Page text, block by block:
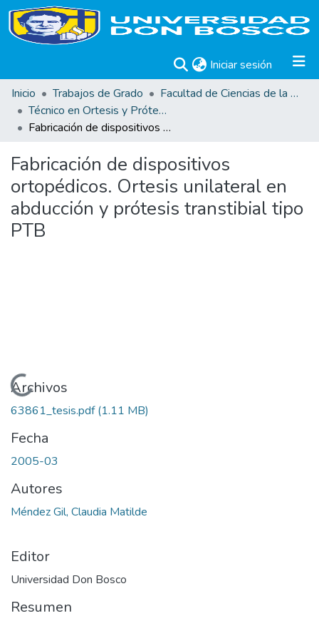
Iniciar sesión (current)
Inicio
Trabajos de Grado
Facultad de Ciencias de la Rehabilitación
Técnico en Ortesis y Prótesis
Fabricación de dispositivos ortopédicos. Ortesis unilateral en abducción y prótesis transtibial tipo PTB
Fabricación de dispositivos
ortopédicos. Ortesis unilateral en
abducción y prótesis transtibial tipo
PTB
Cargando...
Archivos
63861_tesis.pdf(1.11 MB)
Fecha
2005-03
Autores
Méndez Gil, Claudia Matilde
Editor
Universidad Don Bosco
Resumen